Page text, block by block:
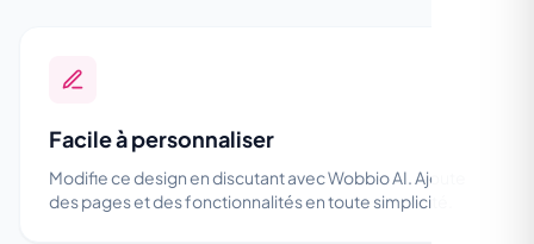
Facile à personnaliser
Modifie ce design en discutant avec Wobbio AI. Ajoute
des pages et des fonctionnalités en toute simplicité.